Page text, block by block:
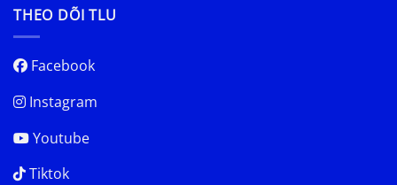
THEO DÕI TLU
Facebook
Instagram
Youtube
Tiktok